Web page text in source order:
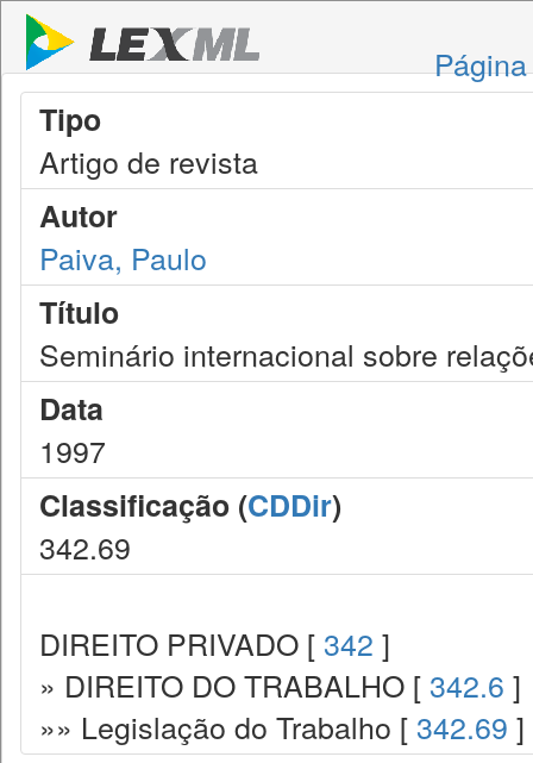
Tipo
Artigo de revista
Autor
Paiva, Paulo
Título
Seminário internacional sobre
Data
1997
Classificação (CDDir)
342.69
DIREITO PRIVADO [ 342 ]
» DIREITO DO TRABALHO [ 342.6 ]
»» Legislação do Trabalho [ 342.69 ]